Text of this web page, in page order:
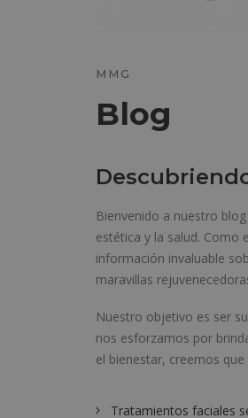
MMG
Blog
Bienvenido a nuestro
estética y la salud.
información invaluable
maravillas
Nuestro objetivo es ser
nos esforzamos por
el bienestar, creemos
Tratamientos faciales